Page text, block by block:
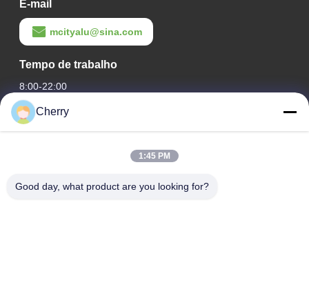
E-mail
mcityalu@sina.com
Tempo de trabalho
8:00-22:00
O nosso endereço
Parque industrial Hegui, Lishui, Nanhai Foshan Guangdong
Cherry
1:45 PM
Good day, what product are you looking for?